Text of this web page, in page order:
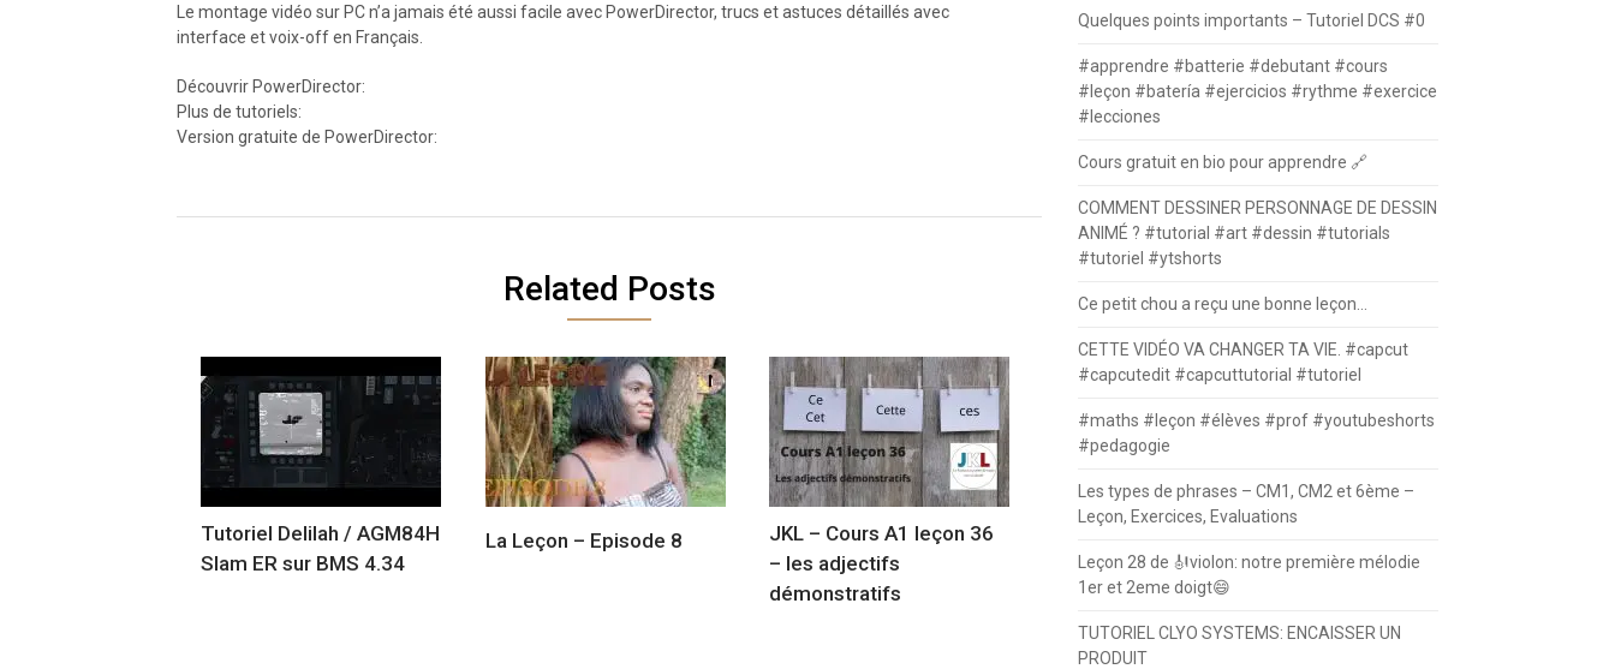
Le montage vidéo sur PC n’a jamais été aussi facile avec PowerDirector, trucs et astuces détaillés avec
interface et voix-off en Français.
Découvrir PowerDirector:
Plus de tutoriels:
Version gratuite de PowerDirector:
Related Posts
Tutoriel Delilah / AGM84H
Slam ER sur BMS 4.34
La Leçon – Episode 8
JKL – Cours A1 leçon 36
– les adjectifs
démonstratifs
Quelques points importants – Tutoriel DCS #0
#apprendre #batterie #debutant #cours
#leçon #batería #ejercicios #rythme #exercice
#lecciones
Cours gratuit en bio pour apprendre 🔗
COMMENT DESSINER PERSONNAGE DE DESSIN
ANIMÉ ? #tutorial #art #dessin #tutorials
#tutoriel #ytshorts
Ce petit chou a reçu une bonne leçon…
CETTE VIDÉO VA CHANGER TA VIE. #capcut
#capcutedit #capcuttutorial #tutoriel
#maths #leçon #élèves #prof #youtubeshorts
#pedagogie
Les types de phrases – CM1, CM2 et 6ème –
Leçon, Exercices, Evaluations
Leçon 28 de 🎻violon: notre première mélodie
1er et 2eme doigt😄
TUTORIEL CLYO SYSTEMS: ENCAISSER UN
PRODUIT